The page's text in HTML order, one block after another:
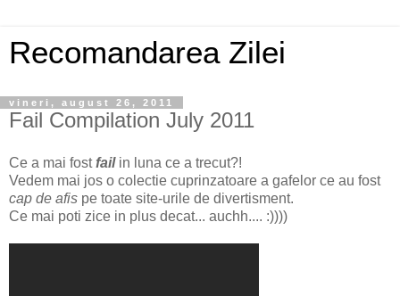
Recomandarea Zilei
vineri, august 26, 2011
Fail Compilation July 2011
Ce a mai fostfail in luna ce a trecut?!
Vedem mai jos o colectie cuprinzatoare a gafelor ce au fost
cap de afis pe toate site-urile de divertisment.
Ce mai poti zice in plus decat... auchh.... :))))